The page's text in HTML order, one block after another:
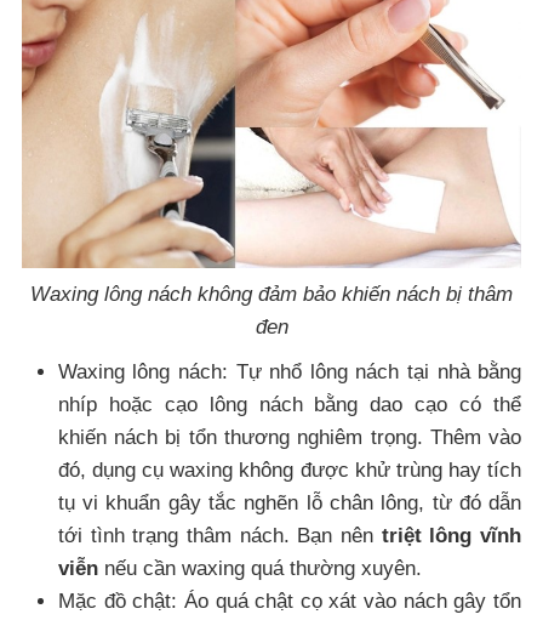
Waxing lông nách không đảm bảo khiến nách bị thâm
đen
Waxing lông nách: Tự nhổ lông nách tại nhà bằng
nhíp hoặc cạo lông nách bằng dao cạo có thể
khiến nách bị tổn thương nghiêm trọng. Thêm vào
đó, dụng cụ waxing không được khử trùng hay tích
tụ vi khuẩn gây tắc nghẽn lỗ chân lông, từ đó dẫn
tới tình trạng thâm nách. Bạn nên triệt lông vĩnh
viễnnếu cần waxing quá thường xuyên.
Mặc đồ chật: Áo quá chật cọ xát vào nách gây tổn